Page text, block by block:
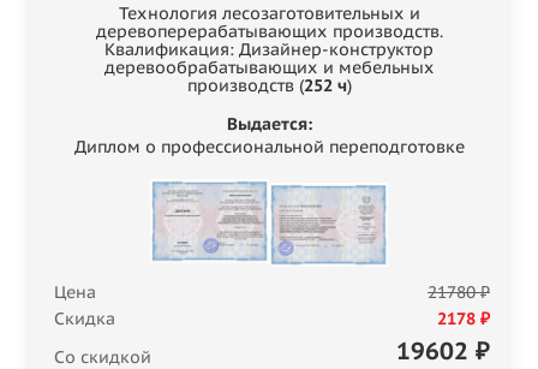
Технология лесозаготовительных и
деревоперерабатывающих производств.
Квалификация: Дизайнер-конструктор
деревообрабатывающих и мебельных
производств (252 ч)
Выдается:
Диплом о профессиональной переподготовке
Цена
21780 ₽
Скидка
2178 ₽
Со скидкой
19602 ₽